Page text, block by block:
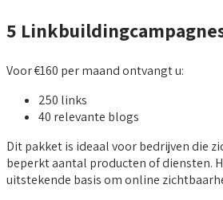
5
Voor €160 per maand ontvangt u:
250 links
40 relevante blogs
Dit pakket is ideaal voor bedrijven die
beperkt aantal producten of diensten.
uitstekende basis om online